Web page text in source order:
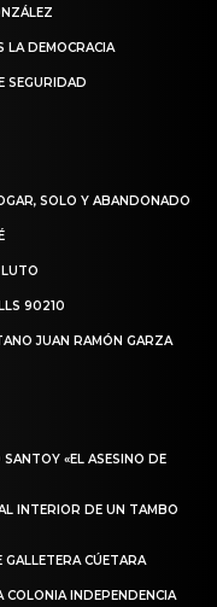
LA DEMOCRACIA
SEGURIDAD
SOLO Y ABANDONADO
LUTO
90210
JUAN RAMÓN GARZA
«EL ASESINO DE
INTERIOR DE UN TAMBO
CÚETARA
COLONIA INDEPENDENCIA